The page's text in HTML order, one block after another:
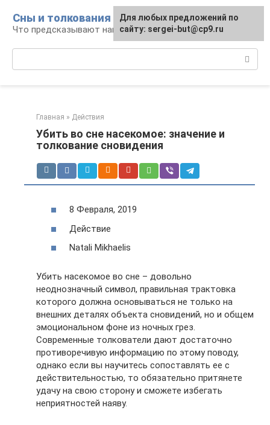
контенту
Сны и толкования
Что предсказывают нам наши сны
Главная » Действия
Убить во сне насекомое: значение и
толкование сновидения
8 Февраля, 2019
Действие
Natali Mikhaelis
Убить насекомое во сне – довольно
неоднозначный символ, правильная трактовка
которого должна основываться не только на
внешних деталях объекта сновидений, но и общем
эмоциональном фоне из ночных грез.
Современные толкователи дают достаточно
противоречивую информацию по этому поводу,
однако если вы научитесь сопоставлять ее с
действительностью, то обязательно притянете
удачу на свою сторону и сможете избегать
неприятностей наяву.
Для любых предложений по
сайту: sergei-but@cp9.ru